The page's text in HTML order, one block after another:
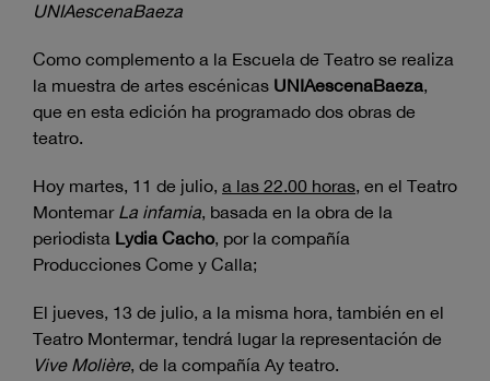
UNIAescenaBaeza
Como complemento a la Escuela de Teatro se realiza
la muestra de artes escénicas UNIAescenaBaeza,
que en esta edición ha programado dos obras de
teatro.
Hoy martes, 11 de julio, a las 22.00 horas, en el Teatro
Montemar La infamia, basada en la obra de la
periodista Lydia Cacho, por la compañía
Producciones Come y Calla;
El jueves, 13 de julio, a la misma hora, también en el
Teatro Montermar, tendrá lugar la representación de
Vive Molière, de la compañía Ay teatro.